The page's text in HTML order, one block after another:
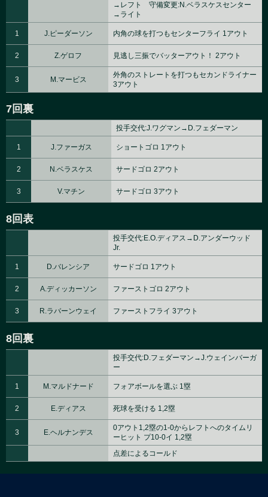
→レフト 守備変更:N.ベラスケスセンター
→ライト
1 J.ピーダーソン 内角の球を打つもセンターフライ 1アウト
2 Z.ゲロフ 見逃し三振でバッターアウト！ 2アウト
3 M.マービス
外角のストレートを打つもセカンドライナー
3アウト
7回裏
投手交代:J.ワグマン→D.フェダーマン
1 J.ファーガス ショートゴロ 1アウト
2 N.ベラスケス サードゴロ 2アウト
3 V.マチン サードゴロ 3アウト
8回表
投手交代:E.O.ディアス→D.アンダーウッド
Jr.
1 D.バレンシア サードゴロ 1アウト
2 A.ディッカーソン ファーストゴロ 2アウト
3 R.ラバーンウェイ ファーストフライ 3アウト
8回裏
投手交代:D.フェダーマン→J.ウェインバーガ
ー
1 M.マルドナード フォアボールを選ぶ 1塁
2 E.ディアス 死球を受ける 1,2塁
3 E.ヘルナンデス
0アウト1,2塁の1-0からレフトへのタイムリ
ーヒット プ10-0イ 1,2塁
点差によるコールド